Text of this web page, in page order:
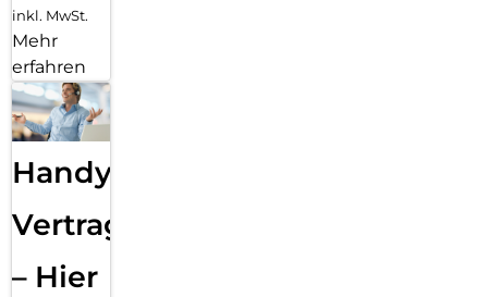
inkl. MwSt.
Mehr
erfahren
Handy
Vertragsabwicklung
– Hier